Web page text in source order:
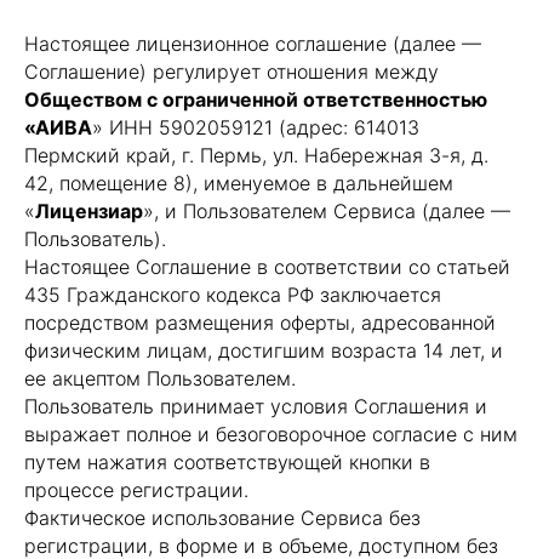
Настоящее лицензионное соглашение (далее —
Соглашение) регулирует отношения между
Обществом с ограниченной ответственностью
«АИВА» ИНН 5902059121 (адрес: 614013
Пермский край, г. Пермь, ул. Набережная 3-я, д.
42, помещение 8), именуемое в дальнейшем
«Лицензиар», и Пользователем Сервиса (далее —
Пользователь).
Настоящее Соглашение в соответствии со статьей
435 Гражданского кодекса РФ заключается
посредством размещения оферты, адресованной
физическим лицам, достигшим возраста 14 лет, и
ее акцептом Пользователем.
Пользователь принимает условия Соглашения и
выражает полное и безоговорочное согласие с ним
путем нажатия соответствующей кнопки в
процессе регистрации.
Фактическое использование Сервиса без
регистрации, в форме и в объеме, доступном без